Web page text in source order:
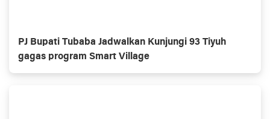
PJ Bupati Tubaba Jadwalkan Kunjungi 93 Tiyuh
gagas program Smart Village